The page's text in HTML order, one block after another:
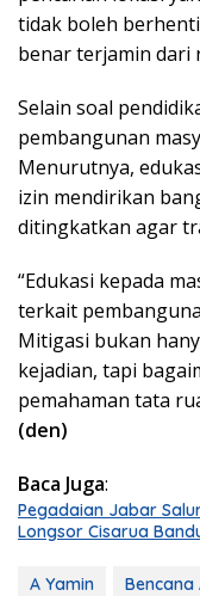
tidak boleh
benar terjamin dari
Selain soal
pembangunan
Menurutnya,
izin mendirikan
ditingkatkan agar
“Edukasi kepada
terkait
Mitigasi bukan
kejadian, tapi
pemahaman tata
(den)
Baca Juga:
Pegadaian Jabar
Longsor Cisarua
A Yamin Bencana